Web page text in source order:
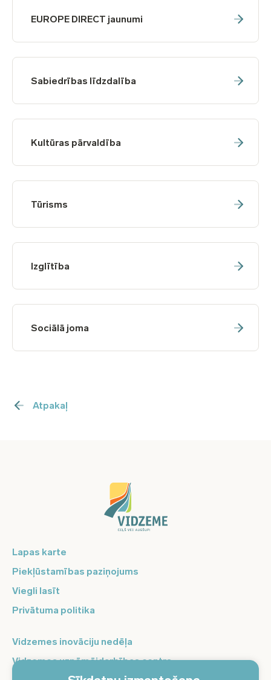
EUROPE DIRECT jaunumi
Sabiedrības līdzdalība
Kultūras pārvaldība
Tūrisms
Izglītība
Sociālā joma
Atpakaļ
Lapas karte
Piekļūstamības paziņojums
Viegli lasīt
Privātuma politika
Vidzemes inovāciju nedēļa
Vidzemes uzņēmējdarbības centrs